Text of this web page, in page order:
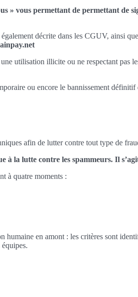
» vous permettant de permettant de
décrite dans les CGUV, ainsi
utilisation illicite ou ne respectant pas
ou encore le bannissement définitif
afin de lutter contre tout type de
à la lutte contre les spammeurs. Il
à quatre moments :
en amont : les critères sont